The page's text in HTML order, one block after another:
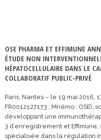
OSE PHARMA ET EFFIMUNE
ÉTUDE NON
HÉPATOCELLULAIRE DANS LE
COLLABORATIF PUBLIC-PRIVÉ
Paris, Nantes – le 19 mai 2016,
FR0012127173 ; Mnémo :
développant une
3 d’enregistrement et
spécialisée dans la régulation